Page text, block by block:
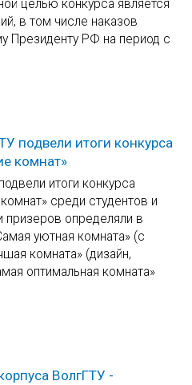
целью конкурса является
в том числе наказов
Президенту РФ на период с
подвели итоги конкурса
комнат»
итоги конкурса
среди студентов и
призеров определяли в
уютная комната» (с
комната» (дизайн,
оптимальная комната»
ВолгГТУ -